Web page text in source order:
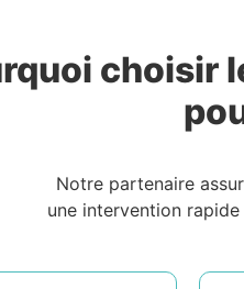
choisir
Notre partenaire
une intervention